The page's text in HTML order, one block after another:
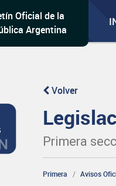
Oficial de la
Argentina
Volver
Primera
Primera Avisos